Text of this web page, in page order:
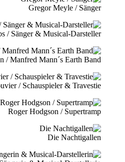
Gregor Meyle / Sänger
/ Sänger & Musical-Darsteller
/ Manfred Mann´s Earth Band
/ Schauspieler & Travestie
Roger Hodgson / Supertramp
Die Nachtigallen